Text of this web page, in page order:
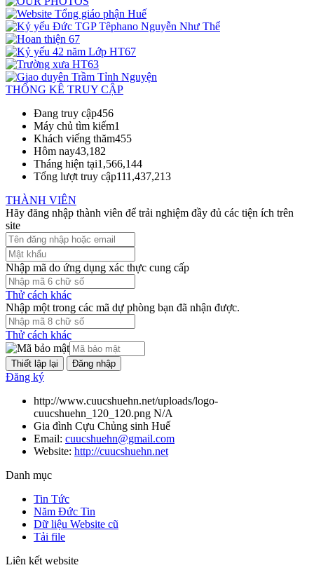
THỐNG KÊ TRUY CẬP
Đang truy cập456
Máy chủ tìm kiếm1
Khách viếng thăm455
Hôm nay43,182
Tháng hiện tại1,566,144
Tổng lượt truy cập111,437,213
THÀNH VIÊN
Hãy đăng nhập thành viên để trải nghiệm đầy đủ các tiện ích trên
site
Nhập mã do ứng dụng xác thực cung cấp
Thử cách khác
Nhập một trong các mã dự phòng bạn đã nhận được.
Thử cách khác
Đăng nhập
Đăng ký
http://www.cuucshuehn.net/uploads/logo-
cuucshuehn_120_120.png N/A
Gia đình Cựu Chủng sinh Huế
Email: cuucshuehn@gmail.com
Website: http://cuucshuehn.net
Danh mục
Tin Tức
Năm Đức Tin
Dữ liệu Website cũ
Tải file
Liên kết website